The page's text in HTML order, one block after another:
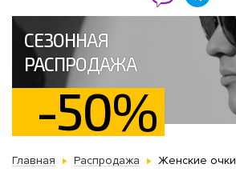
СЕЗОННАЯ
РАСПРОДАЖА
-50%
Главная Распродажа Женские очки